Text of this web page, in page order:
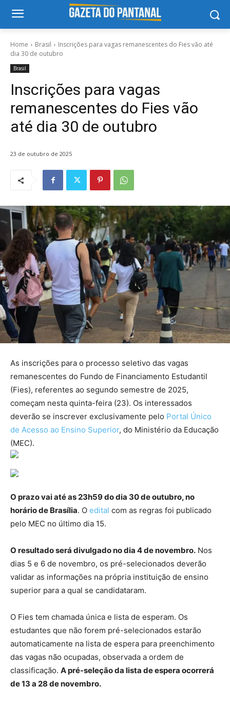
Home Brasil
Inscrições para vagas remanescentes do Fies vão até
dia 30 de outubro
Brasil
Inscrições para vagas
remanescentes do Fies vão
até dia 30 de outubro
23 de outubro de 2025
As inscrições para o processo seletivo das vagas
remanescentes do Fundo de Financiamento Estudantil
(Fies), referentes ao segundo semestre de 2025,
começam nesta quinta-feira (23). Os interessados
deverão se inscrever exclusivamente pelo Portal Único
de Acesso ao Ensino Superior, do Ministério da Educação
(MEC).
O prazo vai até as 23h59 do dia 30 de outubro, no
horário de Brasília. O edital com as regras foi publicado
pelo MEC no último dia 15.
O resultado será divulgado no dia 4 de novembro. Nos
dias 5 e 6 de novembro, os pré-selecionados deverão
validar as informações na própria instituição de ensino
superior para a qual se candidataram.
O Fies tem chamada única e lista de esperam. Os
estudantes que não forem pré-selecionados estarão
automaticamente na lista de espera para preenchimento
das vagas não ocupadas, observada a ordem de
classificação. A pré-seleção da lista de espera ocorrerá
de 13 a 28 de novembro.